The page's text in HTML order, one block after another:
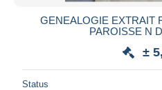
GENEALOGIE EXTRAIT
PAROISSE N
±
Status